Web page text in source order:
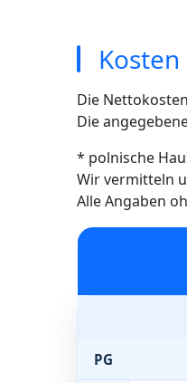
Die
Die
* polnische
Wir vermitteln
Alle Angaben
PG